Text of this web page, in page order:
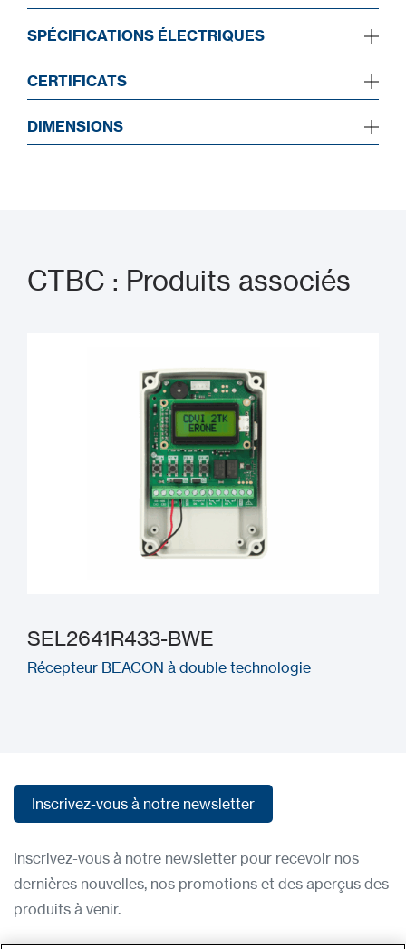
SPÉCIFICATIONS ÉLECTRIQUES
CERTIFICATS
DIMENSIONS
CTBC : Produits associés
SEL2641R433-BWE
Récepteur BEACON à double technologie
Inscrivez-vous à notre newsletter
Inscrivez-vous à notre newsletter pour recevoir nos
dernières nouvelles, nos promotions et des aperçus des
produits à venir.